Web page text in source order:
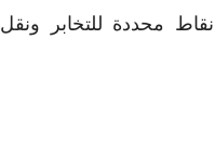
محددة للتخابر ونقل